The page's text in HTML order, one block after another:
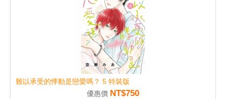
難以承受的悸動是戀愛嗎？ 5 特裝版
優惠價 NT$750